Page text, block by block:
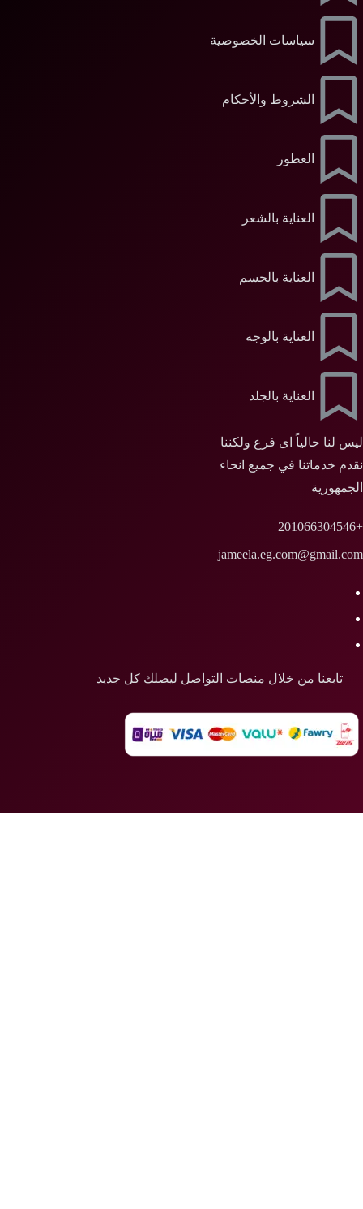
سياسات الخصوصية
الشروط والأحكام
العطور
العناية بالشعر
العناية بالجسم
العناية بالوجه
العناية بالجلد
ليس لنا حالياً اى فرع ولكننا
نقدم خدماتنا في جميع انحاء
الجمهورية
+201066304546
jameela.eg.com@gmail.com
تابعنا من خلال منصات التواصل ليصلك كل جديد